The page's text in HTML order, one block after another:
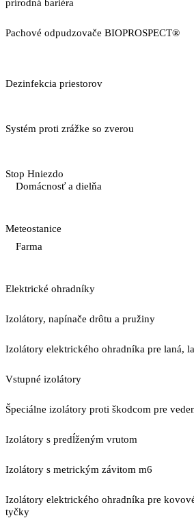
prírodná bariéra
Pachové odpudzovače BIOPROSPECT®
Dezinfekcia priestorov
Systém proti zrážke so zverou
Stop Hniezdo
Domácnosť a dielňa
Meteostanice
Farma
Elektrické ohradníky
Izolátory, napínače drôtu a pružiny
Izolátory elektrického ohradníka pre laná,
Vstupné izolátory
Špeciálne izolátory proti škodcom pre
Izolátory s predĺženým vrutom
Izolátory s metrickým závitom m6
Izolátory elektrického ohradníka pre
tyčky